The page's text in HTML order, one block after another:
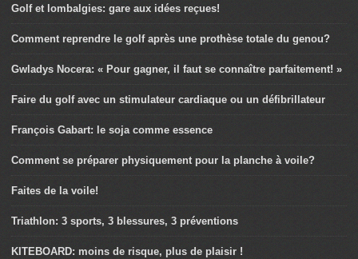
Golf et lombalgies: gare aux idées reçues!
Comment reprendre le golf après une prothèse totale du genou?
Gwladys Nocera: « Pour gagner, il faut se connaître parfaitement! »
Faire du golf avec un stimulateur cardiaque ou un défibrillateur
François Gabart: le soja comme essence
Comment se préparer physiquement pour la planche à voile?
Faites de la voile!
Triathlon: 3 sports, 3 blessures, 3 préventions
KITEBOARD: moins de risque, plus de plaisir !